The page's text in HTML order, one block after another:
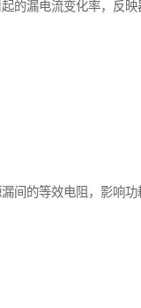
的漏电流变化率，反
间的等效电阻，影响功